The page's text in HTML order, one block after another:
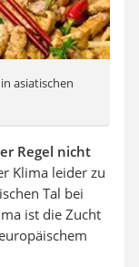
asiatischen
Regel nicht
Klima leider zu
Tal bei
ist die Zucht